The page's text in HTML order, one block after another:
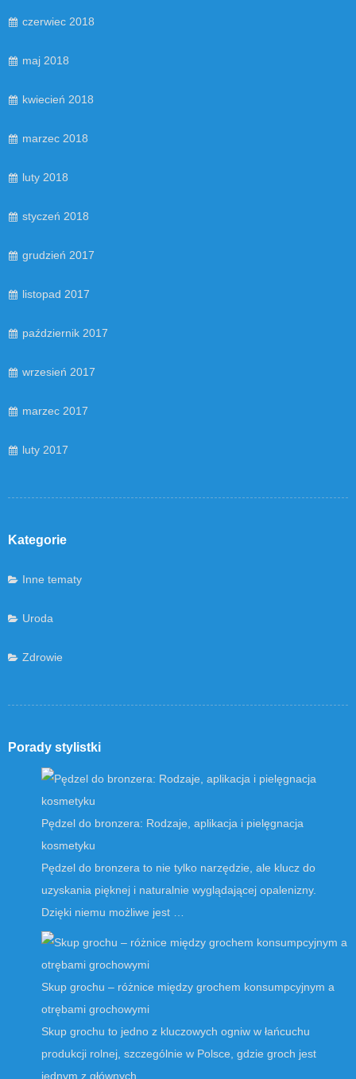
czerwiec 2018
maj 2018
kwiecień 2018
marzec 2018
luty 2018
styczeń 2018
grudzień 2017
listopad 2017
październik 2017
wrzesień 2017
marzec 2017
luty 2017
Kategorie
Inne tematy
Uroda
Zdrowie
Porady stylistki
Pędzel do bronzera: Rodzaje, aplikacja i pielęgnacja
kosmetyku
Pędzel do bronzera to nie tylko narzędzie, ale klucz do
uzyskania pięknej i naturalnie wyglądającej opalenizny.
Dzięki niemu możliwe jest …
Skup grochu – różnice między grochem konsumpcyjnym a
otrębami grochowymi
Skup grochu to jedno z kluczowych ogniw w łańcuchu
produkcji rolnej, szczególnie w Polsce, gdzie groch jest
jednym z głównych …